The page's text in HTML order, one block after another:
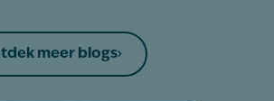
meer blogs